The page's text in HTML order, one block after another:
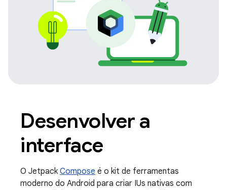
Desenvolver a
interface
O Jetpack Compose é o kit de ferramentas
moderno do Android para criar IUs nativas com